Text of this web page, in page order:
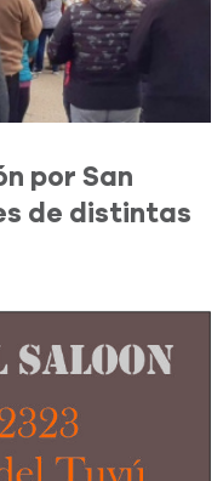
por San
de distintas